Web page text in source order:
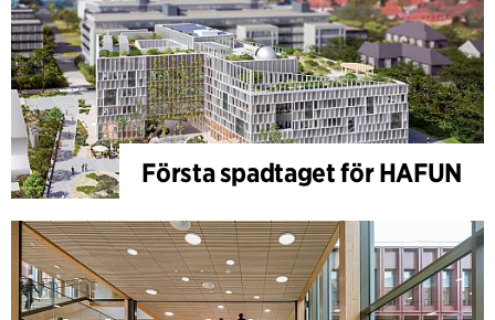
Första spadtaget för HAFUN